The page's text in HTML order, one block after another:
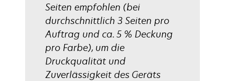
Seiten empfohlen (bei
durchschnittlich 3 Seiten pro
Auftrag und ca. 5 % Deckung
pro Farbe), um die
Druckqualität und
Zuverlässigkeit des Geräts